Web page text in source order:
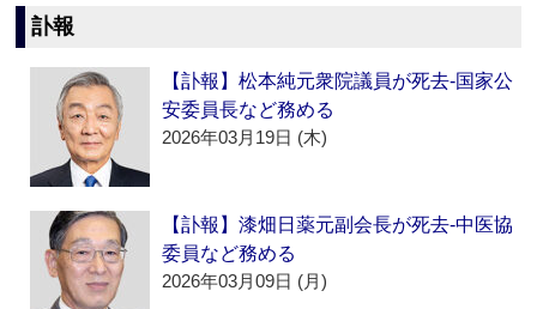
訃報
【訃報】松本純元衆院議員が死去‐国家公
安委員長など務める
2026年03月19日 (木)
【訃報】漆畑日薬元副会長が死去‐中医協
委員など務める
2026年03月09日 (月)